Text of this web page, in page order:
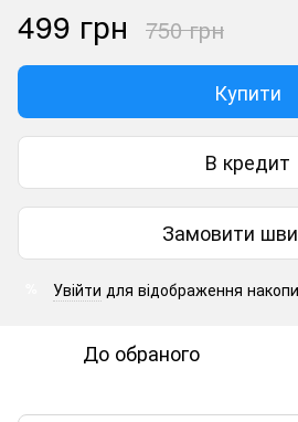
499 грн 750 грн
Купити
В кредит
Замовити
Увійти для відображення
До обраного